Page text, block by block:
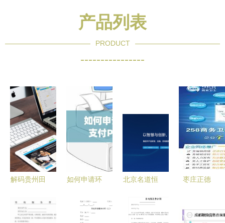
产品列表
PRODUCT
----------------
解码贵州田
挖掘信息价
如何申请环
机 信息咨
北京名道恒
构建专业信
枣庄正德
258商务卫